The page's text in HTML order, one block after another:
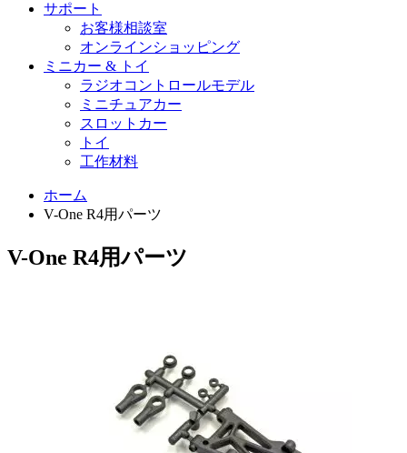
サポート
お客様相談室
オンラインショッピング
ミニカー & トイ
ラジオコントロールモデル
ミニチュアカー
スロットカー
トイ
工作材料
ホーム
V-One R4用パーツ
V-One R4用パーツ